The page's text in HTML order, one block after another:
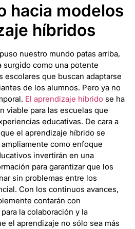
hacia modelos
híbridos
nuestro mundo patas arriba,
surgido como una potente
escolares que buscan adaptarse
de los alumnos. Pero ya no
El aprendizaje híbrido se ha
viable para las escuelas que
educativas. De cara a
el aprendizaje híbrido se
como enfoque
invertirán en una
para garantizar que los
sin problemas entre los
Con los continuos avances,
contarán con
la colaboración y la
el aprendizaje no sólo sea más